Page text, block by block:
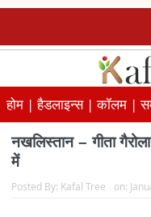
होम |हैडलाइन्स |कॉलम |
नखलिस्तान – गीता
में
Posted By: Kafal Tree on: